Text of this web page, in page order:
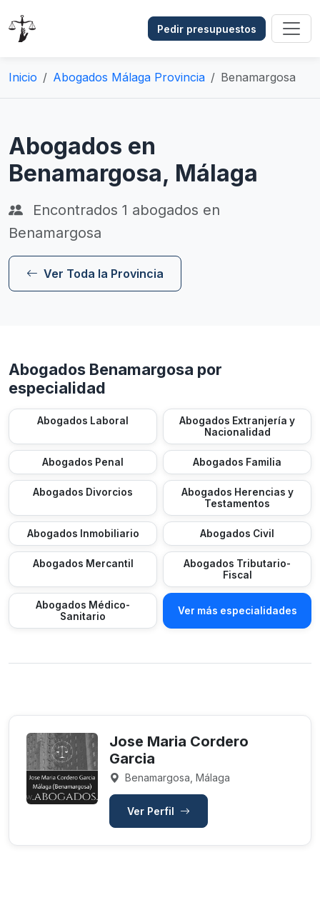
Pedir presupuestos
Inicio Abogados Málaga Provincia Benamargosa
Abogados en
Benamargosa, Málaga
Encontrados 1 abogados en
Benamargosa
Ver Toda la Provincia
Abogados Benamargosa por
especialidad
Abogados Laboral
Abogados Extranjería y
Nacionalidad
Abogados Penal Abogados Familia
Abogados Divorcios
Abogados Herencias y
Testamentos
Abogados Inmobiliario Abogados Civil
Abogados Mercantil
Abogados Tributario-
Fiscal
Abogados Médico-
Sanitario
Ver más especialidades
Jose Maria Cordero
Garcia
Benamargosa, Málaga
Ver Perfil